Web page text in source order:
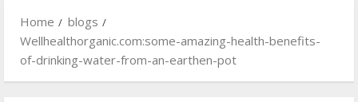
Home
blogs
Wellhealthorganic.com:some-amazing-health-benefits-
of-drinking-water-from-an-earthen-pot